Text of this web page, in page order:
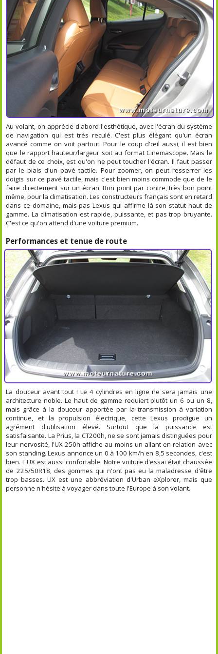
Au volant, on apprécie d'abord l'esthétique, avec l'écran du système
de navigation qui est très reculé. C'est plus élégant qu'un écran
avancé comme on voit partout. Pour le coup d'œil aussi, il est bien
que le rapport hauteur/largeur soit au format Cinemascope. Mais le
défaut de ce choix, est qu'on ne peut toucher l'écran. Il faut passer
par le biais d'un pavé tactile. Pour zoomer, on peut resserrer les
doigts sur ce pavé tactile, mais c'est bien moins commode que de le
faire directement sur un écran. Bon point par contre, très bon point
même, pour la climatisation. Les constructeurs français sont en retard
dans ce domaine, mais pas Lexus qui affirme là son statut haut de
gamme. La climatisation est rapide, puissante, et pas trop bruyante.
C'est ce qu'on attend d'une voiture premium.
Performances et tenue de route
La douceur avant tout ! Le 4 cylindres en ligne ne sera jamais une
architecture noble. Le haut de gamme requiert plutôt un 6 ou un 8,
mais grâce à la douceur apportée par la transmission à variation
continue, et la propulsion électrique, cette Lexus prodigue un
agrément d'utilisation élevé. Surtout que la puissance est
satisfaisante. La Prius, la CT200h, ne se sont jamais distinguées pour
leur nervosité, l'UX 250h affiche au moins un allant en relation avec
son standing. Lexus annonce un 0 à 100 km/h en 8,5 secondes, c'est
bien. L'UX est aussi confortable. Notre voiture d'essai était chaussée
de 225/50R18, des gommes qui n'ont pas eu la maladresse d'être
trop basses. UX est une abbréviation d'Urban eXplorer, mais que
personne n'hésite à voyager dans toute l'Europe à son volant.